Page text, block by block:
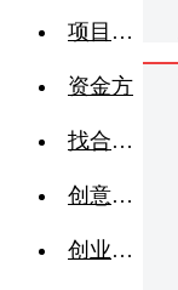
项目融资
资金方
找合伙人
创意点子
创业交流